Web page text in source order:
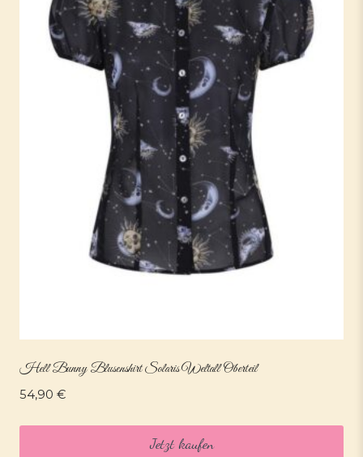
Hell Bunny Blusenshirt Solaris Weltall Oberteil
54,90 €
Jetzt kaufen